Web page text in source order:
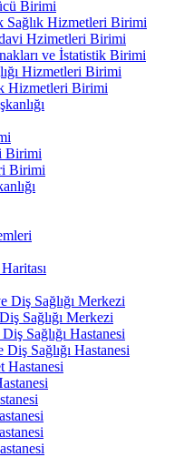
Birimi
Sağlık Hizmetleri Birimi
Hzimetleri Birimi
ve İstatistik Birimi
Hizmetleri Birimi
Hizmetleri Birimi
Birimi
Birimi
Diş Sağlığı Merkezi
Sağlığı Merkezi
Sağlığı Hastanesi
Diş Sağlığı Hastanesi
Hastanesi